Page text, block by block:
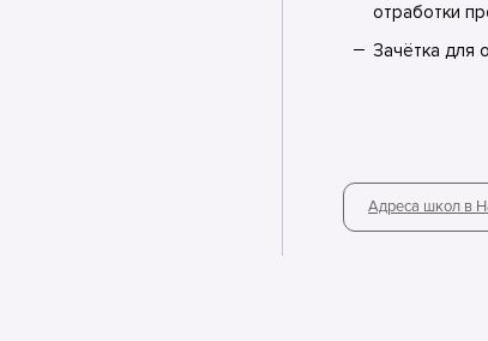
отработки
Зачётка для
Адреса школ в